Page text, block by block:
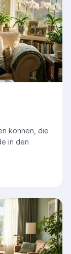
können, die
in den